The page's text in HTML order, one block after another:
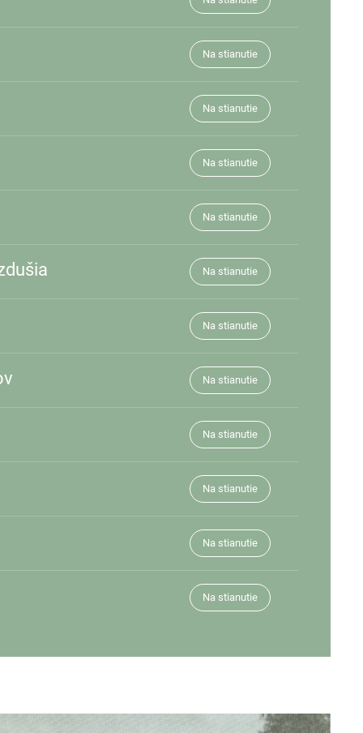
Na stianutie
Na stianutie
Na stianutie
Na stianutie
Na stianutie
Na stianutie
Na stianutie
Na stianutie
Na stianutie
Na stianutie
Na stianutie